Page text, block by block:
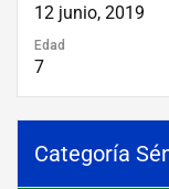
12 junio, 2019
Edad
7
Categoría